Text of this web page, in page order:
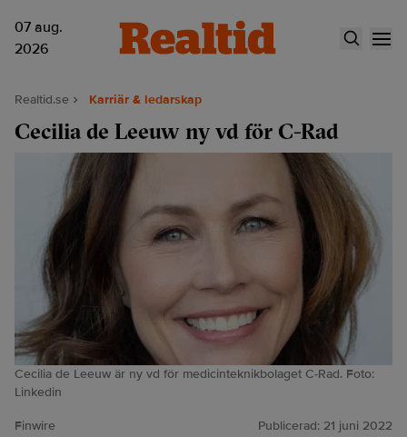
07 aug.
2026
Realtid.se Karriär & ledarskap
Cecilia de Leeuw ny vd för C-Rad
Cecilia de Leeuw är ny vd för medicinteknikbolaget C-Rad. Foto:
Linkedin
Finwire Publicerad: 21 juni 2022